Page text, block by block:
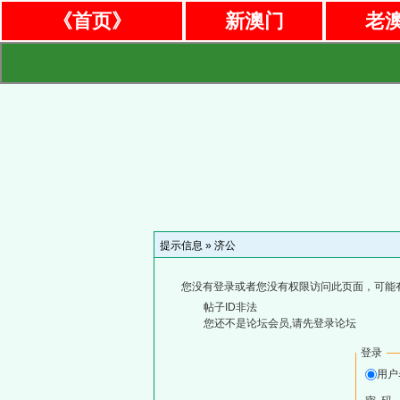
《首页》 新澳门 老
提示信息 » 济公
您没有登录或者您没有权限访问此页面，可能
帖子ID非法
您还不是论坛会员,请先登录论坛
登录
用